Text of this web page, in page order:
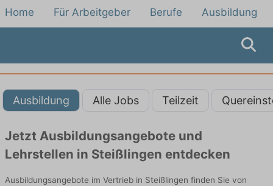
Home Für Arbeitgeber Berufe Ausbildung
Ausbildung Alle Jobs Teilzeit
Jetzt Ausbildungsangebote und
Lehrstellen in Steißlingen entdecken
Ausbildungsangebote im Vertrieb in Steißlingen finden Sie von